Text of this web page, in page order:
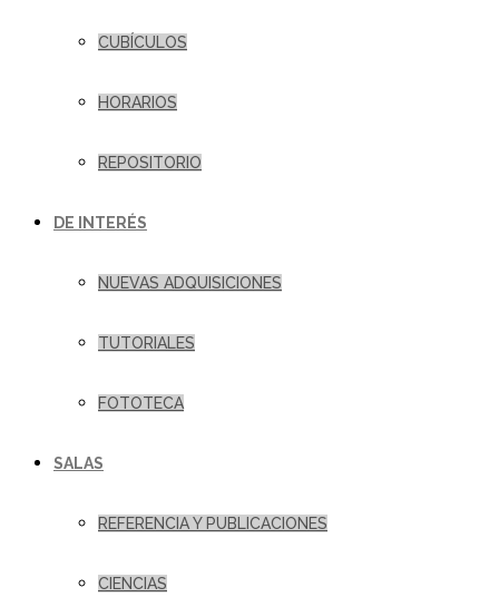
CUBÍCULOS
HORARIOS
REPOSITORIO
DE INTERÉS
NUEVAS ADQUISICIONES
TUTORIALES
FOTOTECA
SALAS
REFERENCIA Y PUBLICACIONES
CIENCIAS